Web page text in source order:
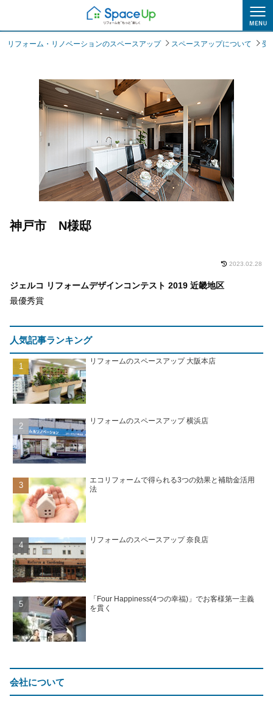
スペースアップについて
リフォーム・リノベーションのスペースアップ スペースアップについて 受
神戸市 N様邸
2023.02.28
ジェルコ リフォームデザインコンテスト 2019 近畿地区
最優秀賞
人気記事ランキング
リフォームのスペースアップ 大阪本店
リフォームのスペースアップ 横浜店
エコリフォームで得られる3つの効果と補助金活用
法
リフォームのスペースアップ 奈良店
「Four Happiness(4つの幸福)」でお客様第一主義
を貫く
会社について